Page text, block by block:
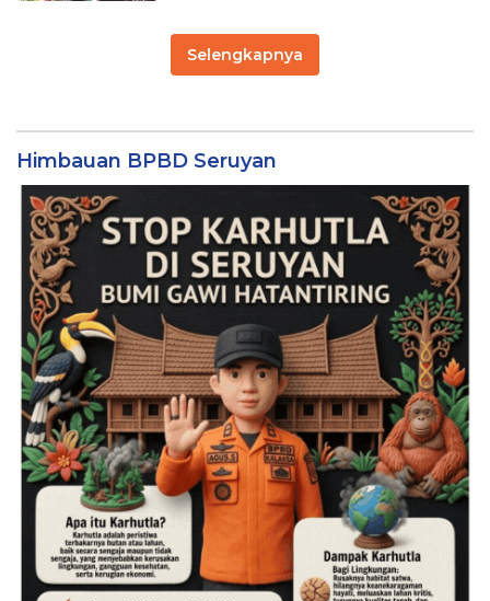
Selengkapnya
Himbauan BPBD Seruyan